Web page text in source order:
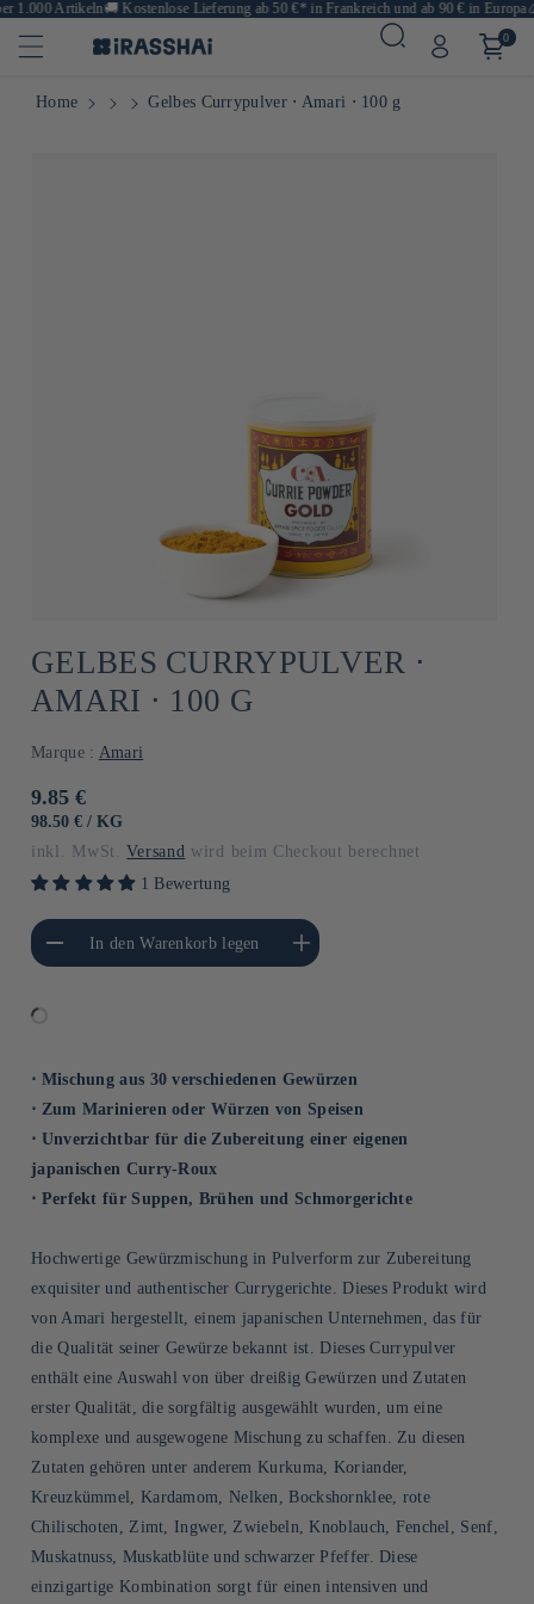
1.000 Artikeln🚚Kostenlose Lieferung ab 50 €* in Frankreich und ab 90 € in Europa🍙
0
Home Gelbes Currypulver ⋅ Amari ⋅ 100 g
GELBES CURRYPULVER ⋅
AMARI ⋅ 100 G
Marque : Amari
Normaler
Preis
9.85 €
GRUNDPREIS
98.50 € / PRO
KG
inkl. MwSt.Versand wird beim Checkout berechnet
1 Bewertung
die Menge für
TitleIn den Warenkorb legen
Erhöhe die Menge für Default
Title
⋅ Mischung aus 30 verschiedenen Gewürzen
⋅ Zum Marinieren oder Würzen von Speisen
⋅ Unverzichtbar für die Zubereitung einer eigenen
japanischen Curry-Roux
⋅ Perfekt für Suppen, Brühen und Schmorgerichte
Hochwertige Gewürzmischung in Pulverform zur Zubereitung
exquisiter und authentischer Currygerichte. Dieses Produkt wird
von Amari hergestellt, einem japanischen Unternehmen, das für
die Qualität seiner Gewürze bekannt ist. Dieses Currypulver
enthält eine Auswahl von über dreißig Gewürzen und Zutaten
erster Qualität, die sorgfältig ausgewählt wurden, um eine
komplexe und ausgewogene Mischung zu schaffen. Zu diesen
Zutaten gehören unter anderem Kurkuma, Koriander,
Kreuzkümmel, Kardamom, Nelken, Bockshornklee, rote
Chilischoten, Zimt, Ingwer, Zwiebeln, Knoblauch, Fenchel, Senf,
Muskatnuss, Muskatblüte und schwarzer Pfeffer. Diese
einzigartige Kombination sorgt für einen intensiven und